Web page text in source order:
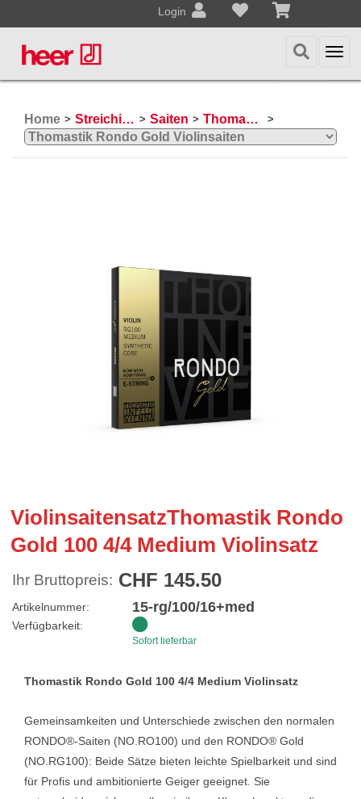
Login
Home > Streichinstrumente > Saiten > Thomastik Violinsaiten >
ViolinsaitensatzThomastik Rondo
Gold 100 4/4 Medium Violinsatz
Ihr Bruttopreis: CHF 145.50
Artikelnummer: 15-rg/100/16+med
Verfügbarkeit:
Sofort lieferbar
Thomastik Rondo Gold 100 4/4 Medium Violinsatz
Gemeinsamkeiten und Unterschiede zwischen den normalen
RONDO®-Saiten (NO.RO100) und den RONDO® Gold
(NO.RG100): Beide Sätze bieten leichte Spielbarkeit und sind
für Profis und ambitionierte Geiger geeignet. Sie